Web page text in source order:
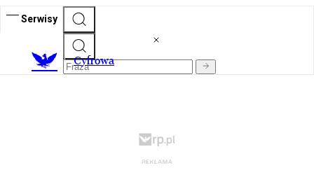
Serwisy
Cyfrowa